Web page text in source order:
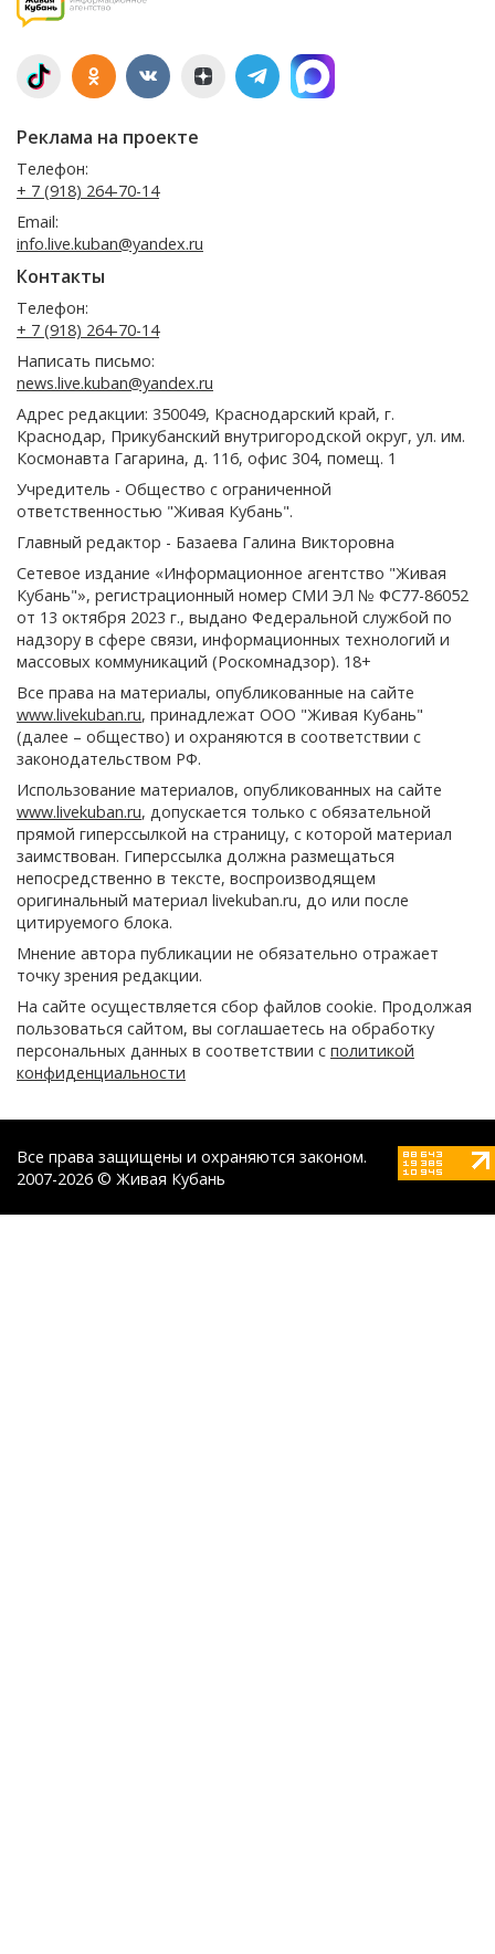
Реклама на проекте
Телефон:
+ 7 (918) 264-70-14
Email:
info.live.kuban@yandex.ru
Контакты
Телефон:
+ 7 (918) 264-70-14
Написать письмо:
news.live.kuban@yandex.ru
Адрес редакции: 350049, Краснодарский край, г.
Краснодар, Прикубанский внутригородской округ, ул. им.
Космонавта Гагарина, д. 116, офис 304, помещ. 1
Учредитель - Общество с ограниченной
ответственностью "Живая Кубань".
Главный редактор - Базаева Галина Викторовна
Сетевое издание «Информационное агентство "Живая
Кубань"», регистрационный номер СМИ ЭЛ № ФС77-86052
от 13 октября 2023 г., выдано Федеральной службой по
надзору в сфере связи, информационных технологий и
массовых коммуникаций (Роскомнадзор). 18+
Все права на материалы, опубликованные на сайте
www.livekuban.ru, принадлежат ООО "Живая Кубань"
(далее – общество) и охраняются в соответствии с
законодательством РФ.
Использование материалов, опубликованных на сайте
www.livekuban.ru, допускается только с обязательной
прямой гиперссылкой на страницу, с которой материал
заимствован. Гиперссылка должна размещаться
непосредственно в тексте, воспроизводящем
оригинальный материал livekuban.ru, до или после
цитируемого блока.
Мнение автора публикации не обязательно отражает
точку зрения редакции.
На сайте осуществляется сбор файлов cookie. Продолжая
пользоваться сайтом, вы соглашаетесь на обработку
персональных данных в соответствии с политикой
конфиденциальности
Все права защищены и охраняются законом.
2007-2026 © Живая Кубань